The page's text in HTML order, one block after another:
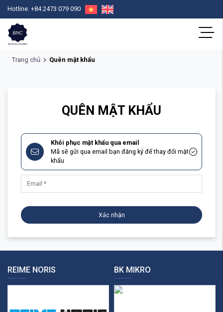
Hotline: +84 2473 079 090
Trang chủ Quên mật khẩu
QUÊN MẬT KHẨU
Khôi phục mật khẩu qua email
Mã sẽ gửi qua email bạn đăng ký để thay đổi mật
khẩu
Xác nhận
REIME NORIS BK MIKRO